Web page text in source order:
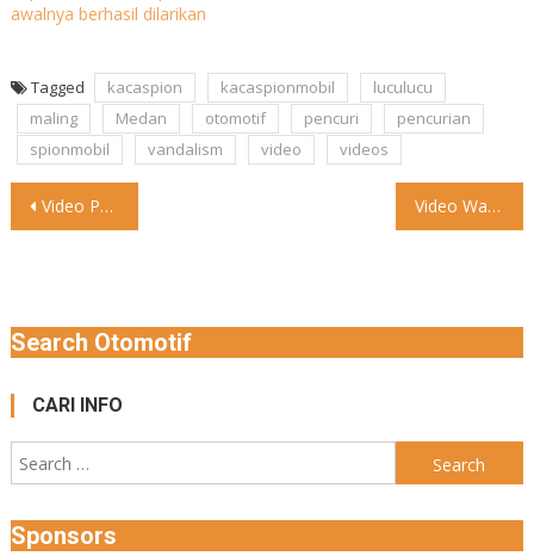
awalnya berhasil dilarikan
Tagged kacaspion kacaspionmobil
luculucu
maling
Medan otomotif pencuri
pencurian
spionmobil
vandalism video videos
Post
Video Pertamina dex #otomtalk #lucu #sepedamotor Video Waspada Pencurian Sepeda Motor Menurut pengirim video: “Sepeda Motor
Search Otomotif
CARI INFO
Search
for:
Sponsors